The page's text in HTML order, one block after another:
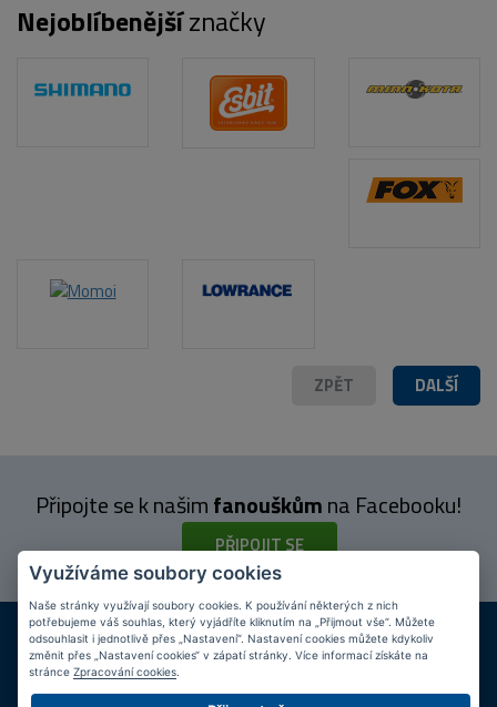
Nejoblíbenějšíznačky
DALŠÍ
ZPĚT
Připojte se k našimfanouškůmna Facebooku!
PŘIPOJIT SE
DOPRAVA ZDARMA
Při nákupu nad 2 000 Kč
KAMENNÉ PRODEJNY
Jsme na trhu více než 10 let
Využíváme soubory cookies
Naše stránky využívají soubory cookies. K používání některých z nich
potřebujeme váš souhlas, který vyjádříte kliknutím na „Přijmout vše“. Můžete
odsouhlasit i jednotlivě přes „Nastavení“. Nastavení cookies můžete kdykoliv
změnit přes „Nastavení cookies“ v zápatí stránky. Více informací získáte na
stránce Zpracování cookies